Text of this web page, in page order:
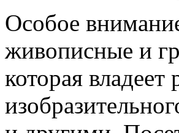
Особое
живописные и
которая